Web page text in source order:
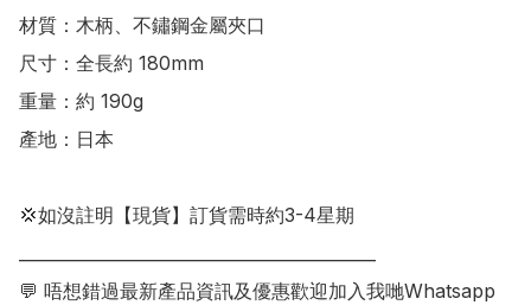
材質：木柄、不鏽鋼金屬夾口
尺寸：全長約 180mm
重量：約 190g
產地：日本
💢如沒註明【現貨】訂貨需時約3-4星期
💬 唔想錯過最新產品資訊及優惠歡迎加入我哋Whatsapp